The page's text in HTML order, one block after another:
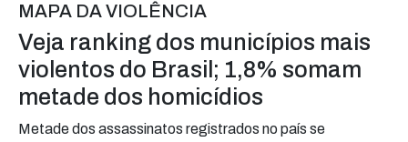
MAPA DA VIOLÊNCIA
Veja ranking dos municípios mais
violentos do Brasil; 1,8% somam
metade dos homicídios
Metade dos assassinatos registrados no país se